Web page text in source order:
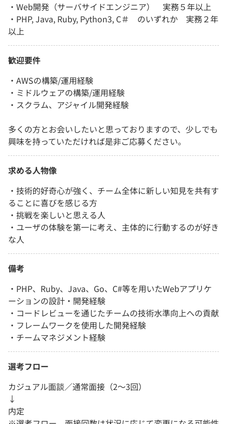
・Web開発（サーバサイドエンジニア） 実務５年以上
・PHP, Java, Ruby, Python3, C＃ のいずれか 実務２年
以上
歓迎要件
・AWSの構築/運用経験
・ミドルウェアの構築/運用経験
・スクラム、アジャイル開発経験
多くの方とお会いしたいと思っておりますので、少しでも
興味を持っていただければ是非ご応募ください。
求める人物像
・技術的好奇心が強く、チーム全体に新しい知見を共有す
ることに喜びを感じる方
・挑戦を楽しいと思える人
・ユーザの体験を第一に考え、主体的に行動するのが好き
な人
備考
・PHP、Ruby、Java、Go、C#等を用いたWebアプリケ
ーションの設計・開発経験
・コードレビューを通じたチームの技術水準向上への貢献
・フレームワークを使用した開発経験
・チームマネジメント経験
選考フロー
カジュアル面談／通常面接（2～3回）
↓
内定